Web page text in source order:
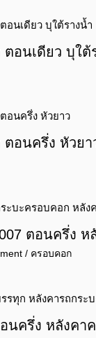
อนเดียว บุใต้
อนครึ่ง หัวยา
ตอนครึ่ง ห
/ ครอบคอก
นครึ่ง หลังคา